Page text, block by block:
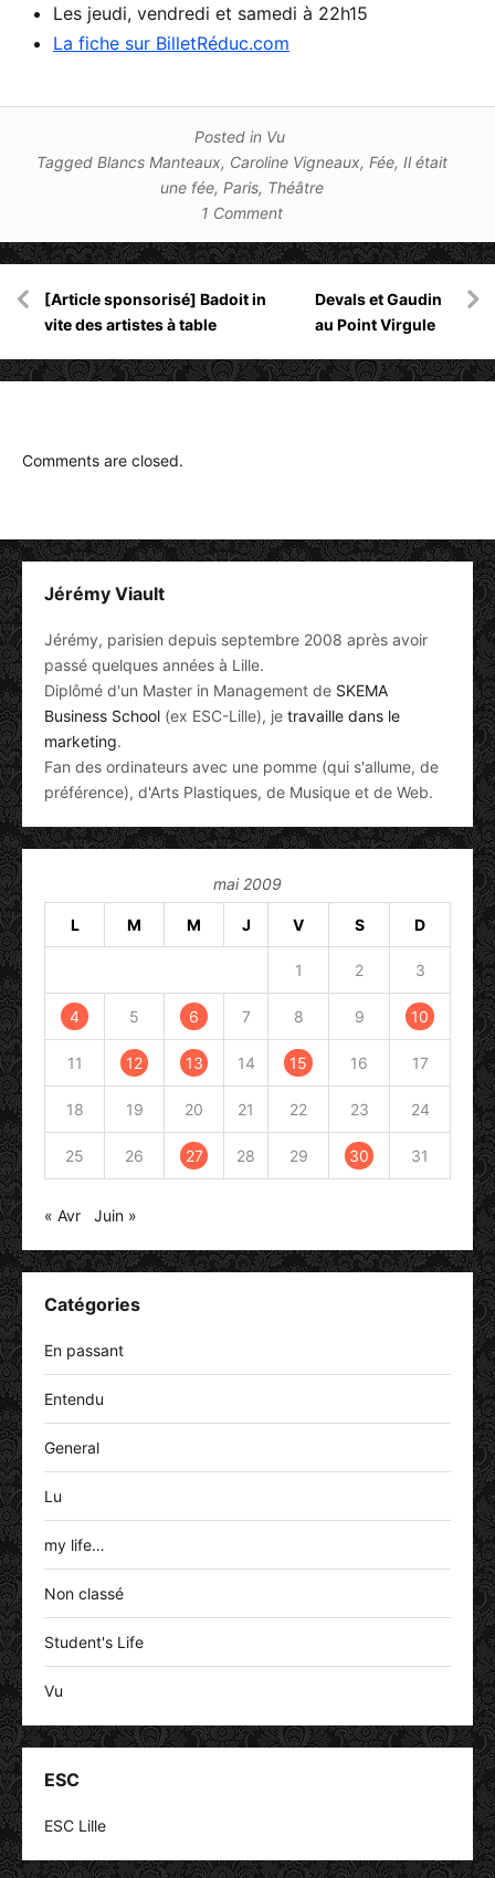
Les jeudi, vendredi et samedi à 22h15
La fiche sur BilletRéduc.com
Posted in Vu
Tagged Blancs Manteaux, Caroline Vigneaux, Fée, Il était
une fée, Paris, Théâtre
1 Comment
de
l’article
[Article sponsorisé] Badoit in
vite des artistes à table
Devals et Gaudin
au Point Virgule
Comments are closed.
Jérémy Viault
Jérémy, parisien depuis septembre 2008 après avoir
passé quelques années à Lille.
Diplômé d'un Master in Management de SKEMA
Business School (ex ESC-Lille), je travaille dans le
marketing.
Fan des ordinateurs avec une pomme (qui s'allume, de
préférence), d'Arts Plastiques, de Musique et de Web.
mai 2009
L M M J V S D
1 2 3
4 5 6 7 8 9 10
11 12 13 14 15 16 17
18 19 20 21 22 23 24
25 26 27 28 29 30 31
« Avr Juin »
Catégories
En passant
Entendu
General
Lu
my life…
Non classé
Student's Life
Vu
ESC
ESC Lille